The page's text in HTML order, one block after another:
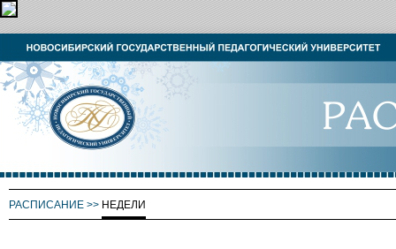
РАСПИСАНИЕ >> НЕДЕЛИ